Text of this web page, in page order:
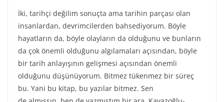
İki, tarihçi değilim sonuçta ama tarihin parçası olan
insanlardan, devrimcilerden bahsediyorum. Böyle
hayatların da, böyle olayların da olduğunu ve bunların
da çok önemli olduğunu algılamaları açısından, böyle
bir tarih anlayışının gelişmesi açısından önemli
olduğunu düşünüyorum. Bitmez tükenmez bir süreç
bu. Yani bu kitap, bu yazılar bitmez. Sen